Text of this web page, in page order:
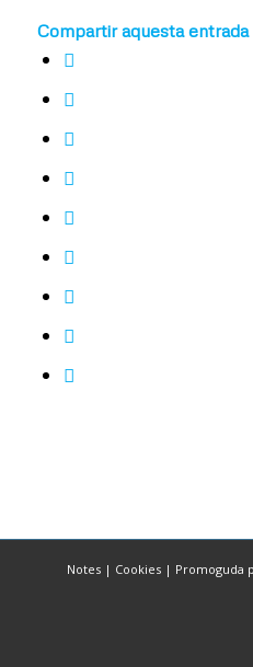
Compartir aquesta entrada
Notes | Cookies | Promoguda